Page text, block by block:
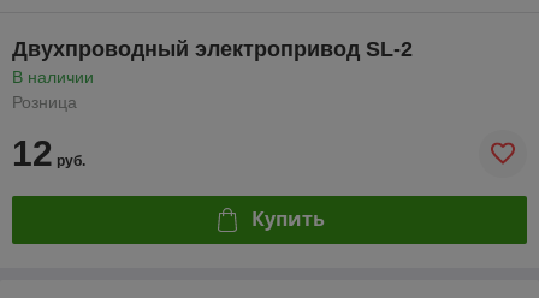
Двухпроводный электропривод SL-2
В наличии
Розница
12 руб.
Купить